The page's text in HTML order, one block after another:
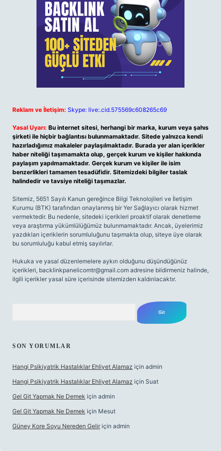
Reklam ve İletişim: Skype: live:.cid.575569c608265c69
Yasal Uyarı: Bu internet sitesi, herhangi bir marka, kurum veya şahıs
şirketi ile hiçbir bağlantısı bulunmamaktadır. Sitede yalnızca kendi
hazırladığımız makaleler paylaşılmaktadır. Burada yer alan içerikler
haber niteliği taşımamakta olup, gerçek kurum ve kişiler hakkında
paylaşım yapılmamaktadır. Gerçek kurum ve kişiler ile isim
benzerlikleri tamamen tesadüfidir. Sitemizdeki bilgiler taslak
halindedir ve tavsiye niteliği taşımazlar.
Sitemiz, 5651 Sayılı Kanun gereğince Bilgi Teknolojileri ve İletişim
Kurumu (BTK) tarafından onaylanmış bir Yer Sağlayıcı olarak hizmet
vermektedir. Bu nedenle, sitedeki içerikleri proaktif olarak denetleme
veya araştırma yükümlülüğümüz bulunmamaktadır. Ancak, üyelerimiz
yazdıkları içeriklerin sorumluluğunu taşımakta olup, siteye üye olarak
bu sorumluluğu kabul etmiş sayılırlar.
Hukuka ve yasal düzenlemelere aykırı olduğunu düşündüğünüz
içerikleri, backlinkpanelicomtr@gmail.com adresine bildirmeniz halinde,
ilgili içerikler yasal süre içerisinde sitemizden kaldırılacaktır.
SON YORUMLAR
Hangi Psikiyatrik Hastalıklar Ehliyet Alamaz için admin
Hangi Psikiyatrik Hastalıklar Ehliyet Alamaz için Suat
Gel Git Yapmak Ne Demek için admin
Gel Git Yapmak Ne Demek için Mesut
Güney Kore Soyu Nereden Gelir için admin